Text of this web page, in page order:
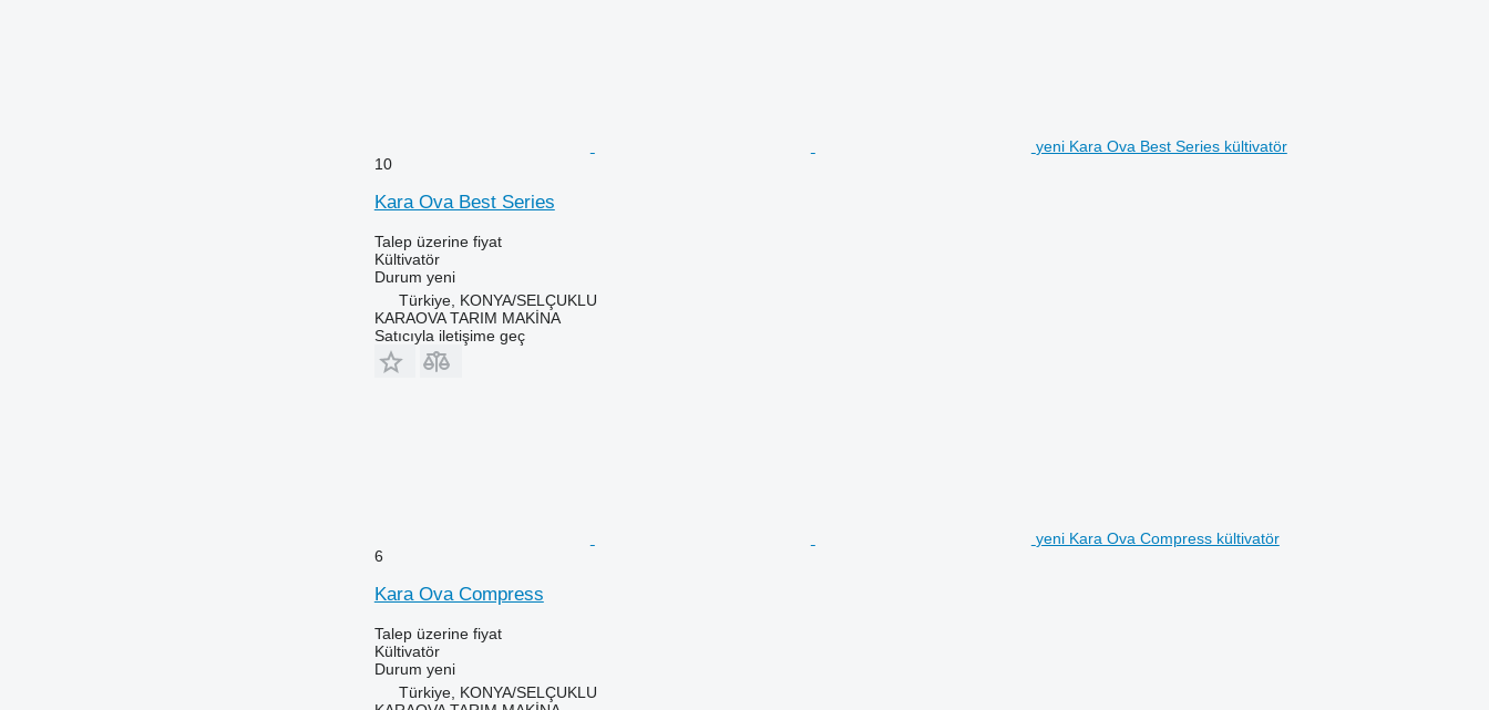
yeni Kara Ova Best Series kültivatör
10
Kara Ova Best Series
Talep üzerine fiyat
Kültivatör
Durum yeni
Türkiye, KONYA/SELÇUKLU
KARAOVA TARIM MAKİNA
Satıcıyla iletişime geç
yeni Kara Ova Compress kültivatör
6
Kara Ova Compress
Talep üzerine fiyat
Kültivatör
Durum yeni
Türkiye, KONYA/SELÇUKLU